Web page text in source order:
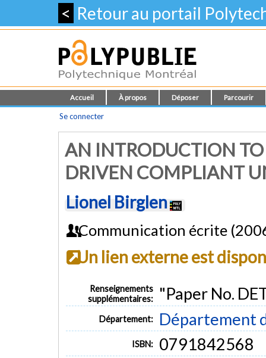
< Retour au portail
Accueil À propos Déposer Parcourir
Se connecter
AN INTRODUCTION
DRIVEN COMPLIANT
Lionel Birglen
Communication écrite
Un lien externe est
Renseignements
supplémentaires:
"Paper No.
Département: Département
ISBN: 0791842568